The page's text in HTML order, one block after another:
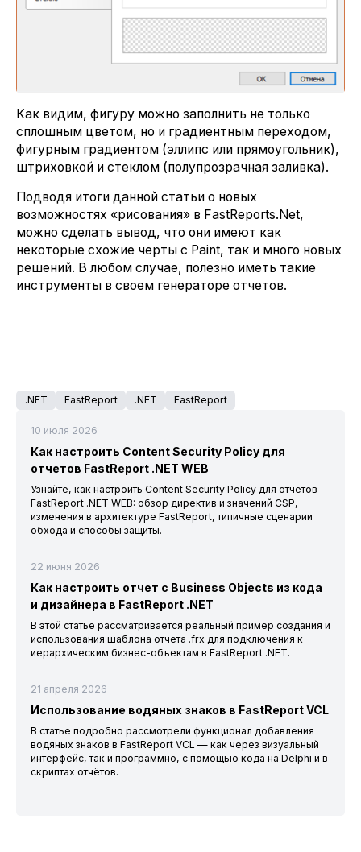
Как видим, фигуру можно заполнить не только
сплошным цветом, но и градиентным переходом,
фигурным градиентом (эллипс или прямоугольник),
штриховкой и стеклом (полупрозрачная заливка).
Подводя итоги данной статьи о новых
возможностях «рисования» в FastReports.Net,
можно сделать вывод, что они имеют как
некоторые схожие черты с Paint, так и много новых
решений. В любом случае, полезно иметь такие
инструменты в своем генераторе отчетов.
.NET FastReport .NET FastReport
10 июля 2026
Как настроить Content Security Policy для
отчетов FastReport .NET WEB
Узнайте, как настроить Content Security Policy для отчётов
FastReport .NET WEB: обзор директив и значений CSP,
изменения в архитектуре FastReport, типичные сценарии
обхода и способы защиты.
22 июня 2026
Как настроить отчет с Business Objects из кода
и дизайнера в FastReport .NET
В этой статье рассматривается реальный пример создания и
использования шаблона отчета .frx для подключения к
иерархическим бизнес-объектам в FastReport .NET.
21 апреля 2026
Использование водяных знаков в FastReport VCL
В статье подробно рассмотрели функционал добавления
водяных знаков в FastReport VCL — как через визуальный
интерфейс, так и программно, с помощью кода на Delphi и в
скриптах отчётов.